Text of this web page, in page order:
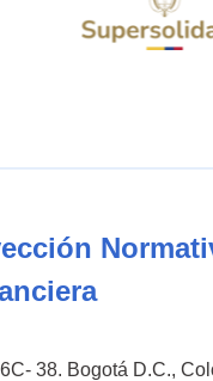
38. Bogotá D.C.,